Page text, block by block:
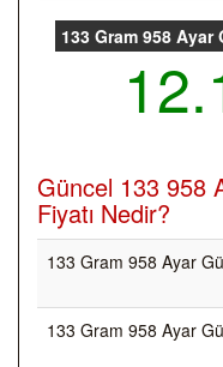
133 Gram 958
Güncel 133 958
Fiyatı Nedir?
133 Gram 958 Ayar
133 Gram 958 Ayar